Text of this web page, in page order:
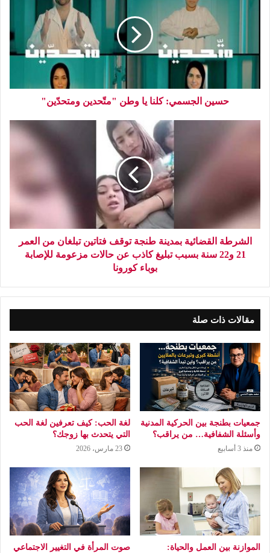
حسين الجسمي: كلنا يا وطن "متّحدين ومتحدّين"
الشرطة القضائية بمدينة طنجة توقف فتاتين تبلغان من العمر
21 و22 سنة بسبب تبليغ كاذب عن حالات مزعومة للإصابة
بوباء كورونا
مقالات ذات صلة
جمعيات بطنجة بين الحركية المدنية
وأسئلة الشفافية… من يراقب؟
منذ 3 أسابيع
لغة الحب: كيف تعرفين لغة الحب
التي يتحدث بها زوجك؟
23 مارس، 2026
الموازنة بين العمل والحياة:
صوت المرأة في التغيير الاجتماعي